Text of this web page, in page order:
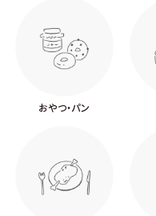
おやつ・パン